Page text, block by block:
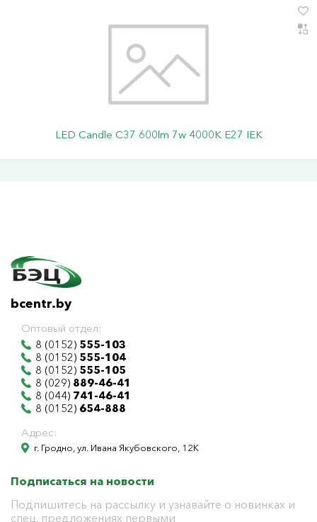
LED Candle C37 600lm 7w 4000K E27 IEK
bcentr.by
Оптовый отдел:
8 (0152) 555-103
8 (0152) 555-104
8 (0152) 555-105
8 (029) 889-46-41
8 (044) 741-46-41
8 (0152) 654-888
Адрес:
г. Гродно, ул. Ивана Якубовского, 12К
Подписаться на новости
Подпишитесь на рассылку и узнавайте о новинках и
спец. предложениях первыми